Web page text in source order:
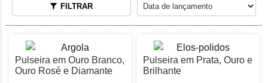
FILTRAR
Pulseira em Ouro Branco,
Ouro Rosé e Diamante
Pulseira em Prata, Ouro e
Brilhante